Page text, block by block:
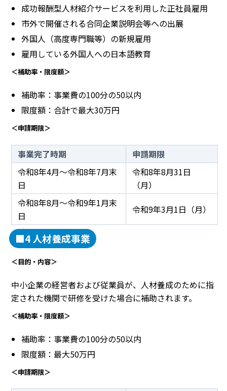
成功報酬型人材紹介サービスを利用した正社員雇用
市外で開催される合同企業説明会等への出展
外国人（高度専門職等）の新規雇用
雇用している外国人への日本語教育
＜補助率・限度額＞
補助率：事業費の100分の50以内
限度額：合計で最大30万円
＜申請期限＞
事業完了時期
申請期限
令和8年4月～令和8年7月末
日
令和8年8月31日
（月）
令和8年8月～令和9年1月末
日
令和9年3月1日（月）
■4 人材養成事業
＜目的・内容＞
中小企業の経営者および従業員が、人材養成のために指
定された機関で研修を受けた場合に補助されます。
＜補助率・限度額＞
補助率：事業費の100分の50以内
限度額：最大50万円
＜申請期限＞